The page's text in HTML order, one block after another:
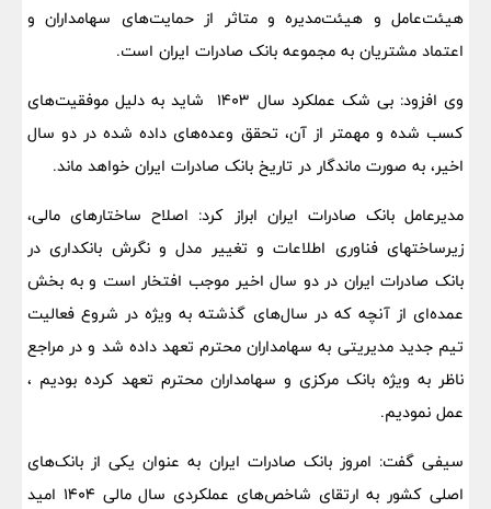
هیئت‌عامل و هیئت‌مدیره و متاثر از حمایت‌های سهامداران و
اعتماد مشتریان به مجموعه بانک صادرات ایران است.
وی افزود: بی شک عملکرد سال ۱۴۰۳ شاید به دلیل موفقیت‌های
کسب شده و مهمتر از آن، تحقق وعده‌های داده شده در دو سال
اخیر، به صورت ماندگار در تاریخ بانک صادرات ایران خواهد ماند.
مدیرعامل بانک صادرات ایران ابراز کرد: اصلاح ساختارهای مالی،
زیرساختهای فناوری اطلاعات و تغییر مدل و نگرش بانکداری در
بانک صادرات ایران در دو سال اخیر موجب افتخار است و به بخش
عمده‌ای از آنچه که در سال‌های گذشته به ویژه در شروع فعالیت
تیم جدید مدیریتی به سهامداران محترم تعهد داده شد و در مراجع
ناظر به ویژه بانک مرکزی و سهامداران محترم تعهد کرده بودیم ،
عمل نمودیم.
سیفی گفت: امروز بانک صادرات ایران به عنوان یکی از بانک‌های
اصلی کشور به ارتقای شاخص‌های عملکردی سال مالی ۱۴۰۴ امید